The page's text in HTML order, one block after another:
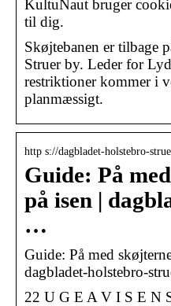
KultuNaut bruger
til dig.
Skøjtebanen er tilbage
Struer by. Leder for
restriktioner kommer i
planmæssigt.
http s://dagbladet-holstebro-
Guide: På
på isen |
…
Guide: På med
dagbladet-holstebro-
22 U G E A V I S E N